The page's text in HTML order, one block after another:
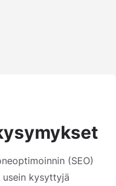
(SEO)
usein kysyttyjä